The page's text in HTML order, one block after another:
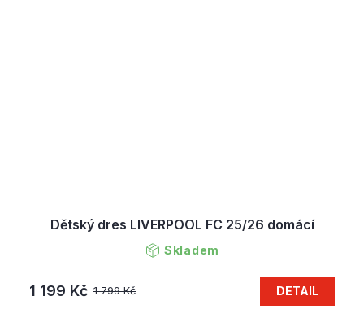
Dětský dres LIVERPOOL FC 25/26 domácí
Skladem
1 799 Kč
1 199 Kč DETAIL